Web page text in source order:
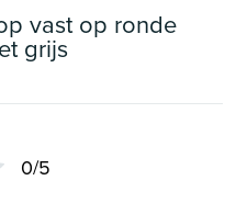
vast op ronde
grijs
0/5